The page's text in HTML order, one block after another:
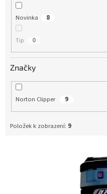
Novinka 8
Tip 0
Značky
Norton Clipper 9
Položek k zobrazení: 9